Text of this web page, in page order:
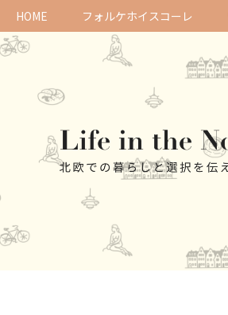
HOME フォルケホイスコーレ